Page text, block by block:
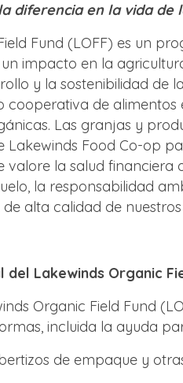
diferencia en la vida de
Fund (LOFF) es un
impacto en la
y la sostenibilidad de
cooperativa de
Las granjas y
Lakewinds Food Co-op
valore la salud financiera
la responsabilidad
alta calidad de
Lakewinds Organic
Organic Field Fund
incluida la ayuda
de empaque y